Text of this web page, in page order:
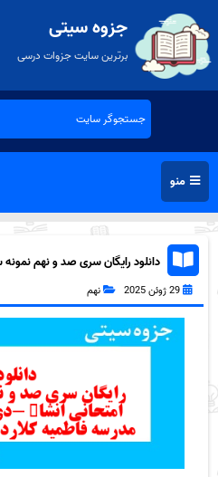
جزوه سیتی
برترین سایت جزوات درسی
منو
دانلود رایگان سری صد و نهم
29 ژوئن 2025 نهم